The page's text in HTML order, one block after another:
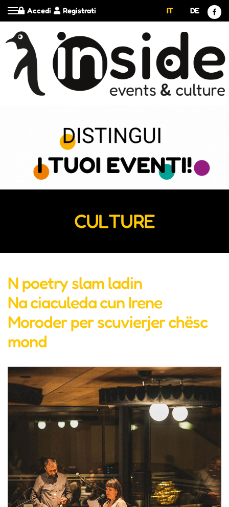
Registrati
Accedi IT DE
CULTURE
N poetry slam ladin
Na ciaculeda cun Irene
Moroder per scuvierjer chësc
mond